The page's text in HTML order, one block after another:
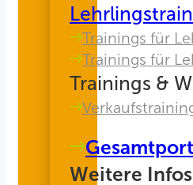
Trainings für
Trainings für
Trainings &
Weitere Infos